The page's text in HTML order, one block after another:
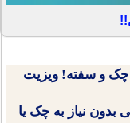
چک و سفته! ویزیت
بدون نیاز به چک یا